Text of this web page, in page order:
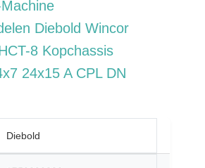
Diebold Wincor
8 Kopchassis
24x15 A CPL DN
Diebold